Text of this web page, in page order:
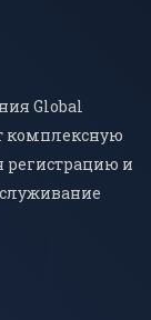
Global
комплексную
регистрацию и